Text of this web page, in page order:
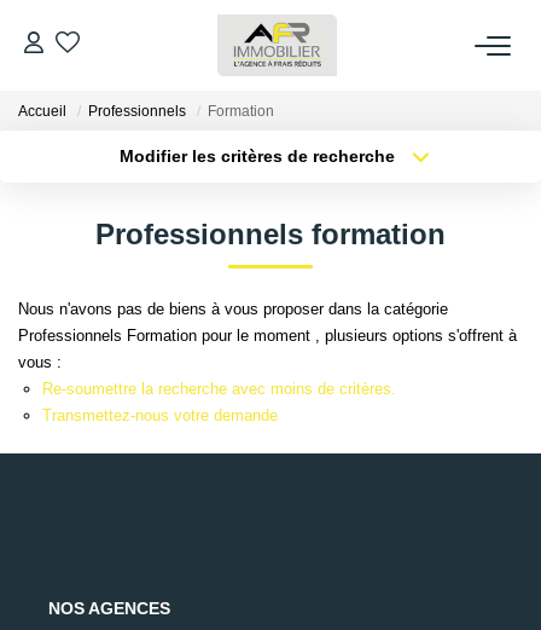
ACHETER
ESTIMER
FAIRE GÉRER
NOS AGENCES
Accueil Professionnels Formation
Modifier les critères de recherche
Type de bien
Budget max Plus de critères
Professionnels formation
Nous n'avons pas de biens à vous proposer dans la catégorie
Professionnels Formation pour le moment , plusieurs options s'offrent à
vous :
Re-soumettre la recherche avec moins de critères.
Transmettez-nous votre demande
NOS AGENCES